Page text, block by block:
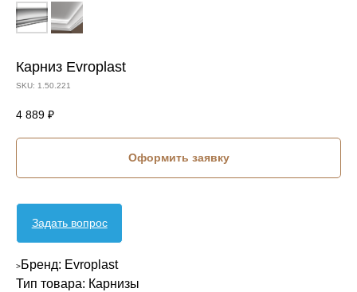
Карниз Evroplast
SKU: 1.50.221
4 889 ₽
Оформить заявку
Задать вопрос
>Бренд: Evroplast
Тип товара: Карнизы